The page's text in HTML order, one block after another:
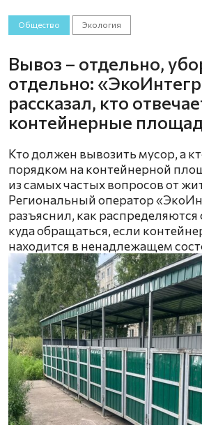
Общество Экология
Вывоз – отдельно,
отдельно:
рассказал, кто
контейнерные
Кто должен вывозить мусор, а
порядком на контейнерной
из самых частых вопросов от
Региональный оператор
разъяснил, как распределяются
куда обращаться, если
находится в ненадлежащем